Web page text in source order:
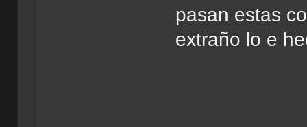
pasan estas
extraño lo e